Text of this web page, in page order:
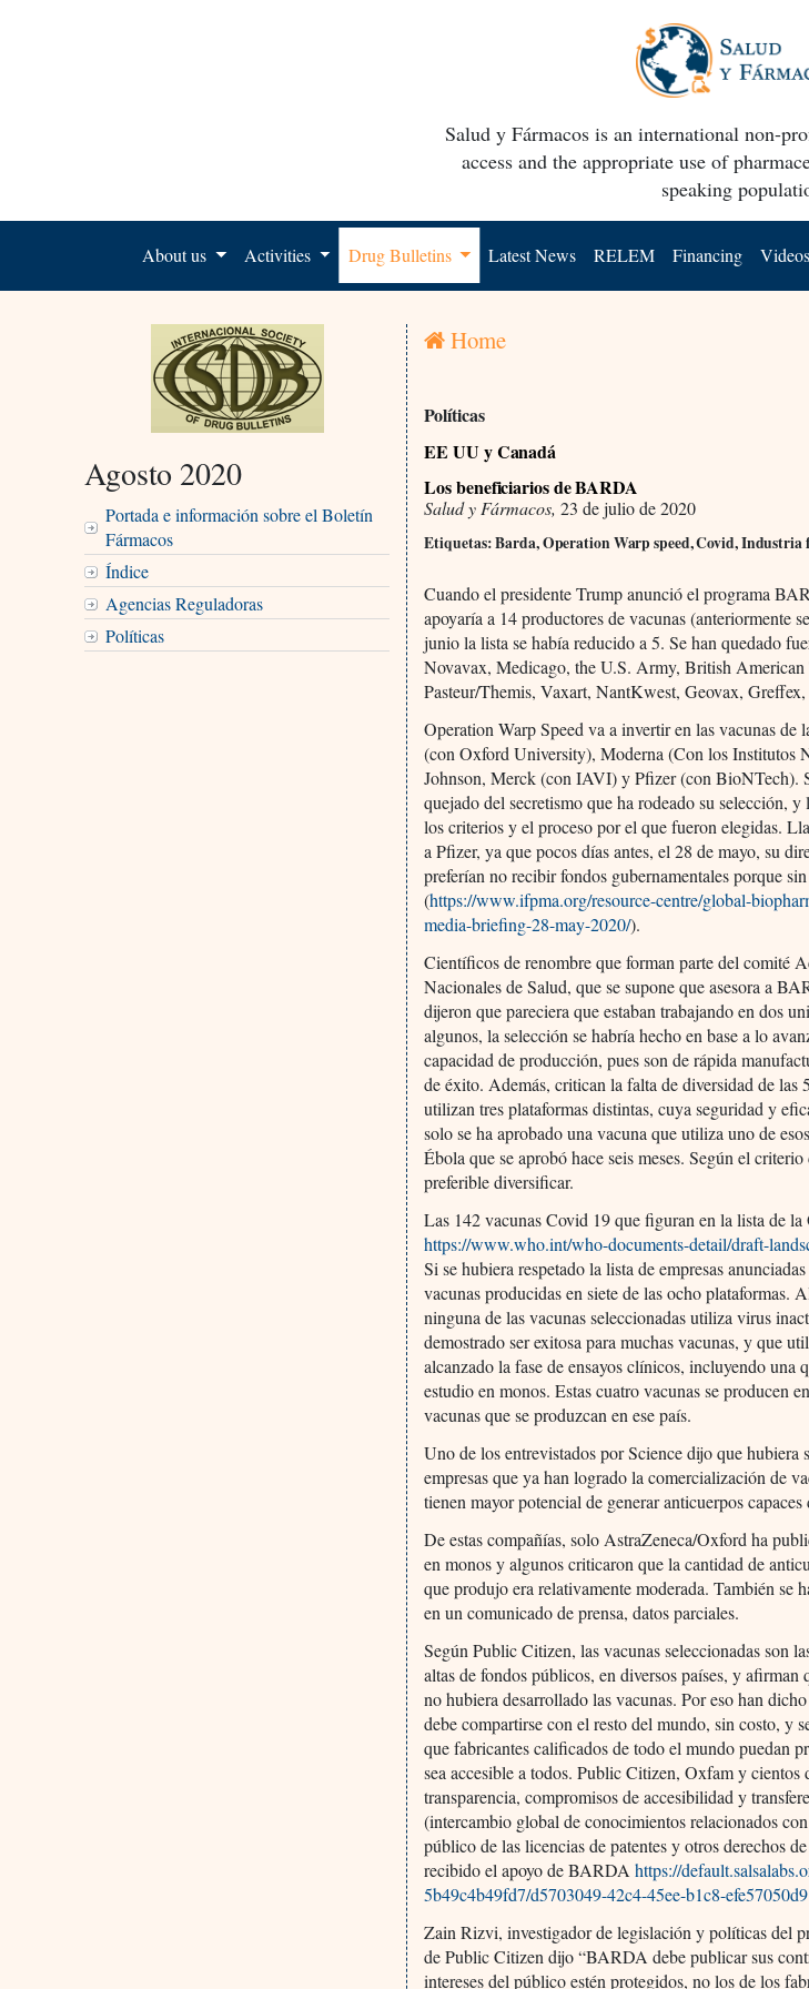
Salud y Fármacos is an international non-
access and the appropriate use of
speaking
About us Activities Drug Bulletins Latest News RELEM Financing Videos
Agosto 2020
Portada e información sobre el Boletín
Fármacos
Índice
Agencias Reguladoras
Políticas
Home
Políticas
EE UU y Canadá
Los beneficiarios de BARDA
Salud y Fármacos, 23 de julio de 2020
Etiquetas: Barda, Operation Warp speed, Covid, Industria
Cuando el presidente Trump anunció el programa
apoyaría a 14 productores de vacunas (anteriormente
junio la lista se había reducido a 5. Se han quedado
Novavax, Medicago, the U.S. Army, British
Pasteur/Themis, Vaxart, NantKwest, Geovax,
Operation Warp Speed va a invertir en las vacunas de
(con Oxford University), Moderna (Con los Institutos
Johnson, Merck (con IAVI) y Pfizer (con BioNTech).
quejado del secretismo que ha rodeado su selección,
los criterios y el proceso por el que fueron elegidas.
a Pfizer, ya que pocos días antes, el 28 de mayo, su
preferían no recibir fondos gubernamentales porque
(https://www.ifpma.org/resource-centre/global-
media-briefing-28-may-2020/).
Científicos de renombre que forman parte del comité
Nacionales de Salud, que se supone que asesora a
dijeron que pareciera que estaban trabajando en dos
algunos, la selección se habría hecho en base a lo
capacidad de producción, pues son de rápida
de éxito. Además, critican la falta de diversidad de las
utilizan tres plataformas distintas, cuya seguridad y
solo se ha aprobado una vacuna que utiliza uno de
Ébola que se aprobó hace seis meses. Según el
preferible diversificar.
Las 142 vacunas Covid 19 que figuran en la lista de
https://www.who.int/who-documents-detail/draft-
Si se hubiera respetado la lista de empresas
vacunas producidas en siete de las ocho plataformas.
ninguna de las vacunas seleccionadas utiliza virus
demostrado ser exitosa para muchas vacunas, y que
alcanzado la fase de ensayos clínicos, incluyendo una
estudio en monos. Estas cuatro vacunas se producen
vacunas que se produzcan en ese país.
Uno de los entrevistados por Science dijo que hubiera
empresas que ya han logrado la comercialización de
tienen mayor potencial de generar anticuerpos
De estas compañías, solo AstraZeneca/Oxford ha
en monos y algunos criticaron que la cantidad de
que produjo era relativamente moderada. También se
en un comunicado de prensa, datos parciales.
Según Public Citizen, las vacunas seleccionadas son
altas de fondos públicos, en diversos países, y
no hubiera desarrollado las vacunas. Por eso han
debe compartirse con el resto del mundo, sin costo, y
que fabricantes calificados de todo el mundo puedan
sea accesible a todos. Public Citizen, Oxfam y cientos
transparencia, compromisos de accesibilidad y
(intercambio global de conocimientos relacionados
público de las licencias de patentes y otros derechos
recibido el apoyo de BARDAhttps://
5b49c4b49fd7/d5703049-42c4-45ee-b1c8-
Zain Rizvi, investigador de legislación y políticas del
de Public Citizen dijo “BARDA debe publicar sus
intereses del público estén protegidos, no los de los